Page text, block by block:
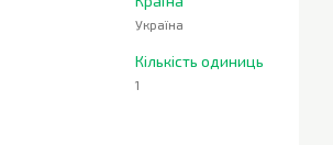
Україна
Кількість одиниць
1